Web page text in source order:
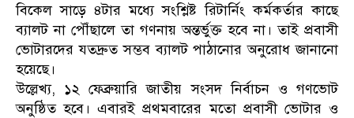
বিকেল সাড়ে ৪টার মধ্যে সংশ্লিষ্ট রিটার্নিং কর্মকর্তার কাছে
ব্যালট না পৌঁছালে তা গণনায় অন্তর্ভুক্ত হবে না। তাই প্রবাসী
ভোটারদের যতদ্রুত সম্ভব ব্যালট পাঠানোর অনুরোধ জানানো
হয়েছে।
উল্লেখ্য, ১২ ফেব্রুয়ারি জাতীয় সংসদ নির্বাচন ও গণভোট
অনুষ্ঠিত হবে। এবারই প্রথমবারের মতো প্রবাসী ভোটার ও